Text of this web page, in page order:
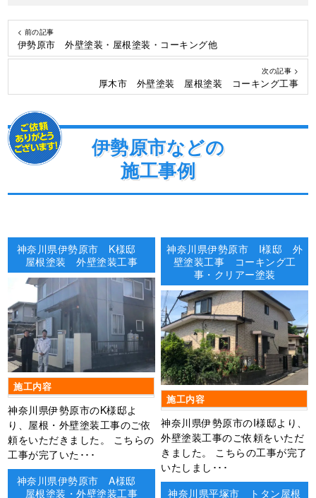
< 前の記事
伊勢原市 外壁塗装・屋根塗装・コーキング他
次の記事 >
厚木市 外壁塗装 屋根塗装 コーキング工事
伊勢原市などの
施工事例
神奈川県伊勢原市 K様邸
屋根塗装 外壁塗装工事
施工内容
神奈川県伊勢原市のK様邸よ
り、屋根・外壁塗装工事のご依
頼をいただきました。 こちらの
工事が完了いた･･･
神奈川県伊勢原市 I様邸 外
壁塗装工事 コーキング工
事・クリアー塗装
施工内容
神奈川県伊勢原市のI様邸より、
外壁塗装工事のご依頼をいただ
きました。 こちらの工事が完了
いたしまし･･･
神奈川県伊勢原市 A様邸
屋根塗装・外壁塗装工事
神奈川県平塚市 トタン屋根